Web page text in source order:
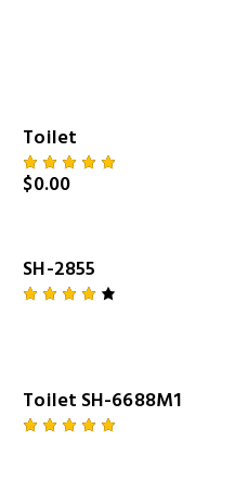
Toilet
Rated
$0.00
SH-2855
Toilet SH-6688M1